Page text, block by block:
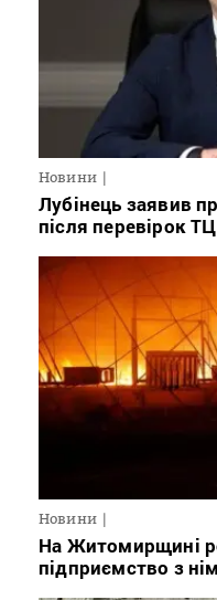
Новини
Лубінець заявив
після перевірок
Новини
На Житомирщині
підприємство з